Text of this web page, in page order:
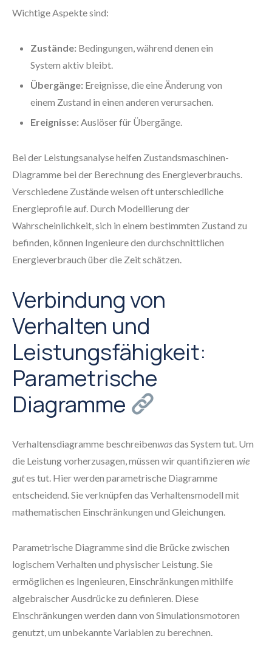
Wichtige Aspekte sind:
Zustände: Bedingungen, während denen ein
System aktiv bleibt.
Übergänge: Ereignisse, die eine Änderung von
einem Zustand in einen anderen verursachen.
Ereignisse:Auslöser für Übergänge.
Bei der Leistungsanalyse helfen Zustandsmaschinen-
Diagramme bei der Berechnung des Energieverbrauchs.
Verschiedene Zustände weisen oft unterschiedliche
Energieprofile auf. Durch Modellierung der
Wahrscheinlichkeit, sich in einem bestimmten Zustand zu
befinden, können Ingenieure den durchschnittlichen
Energieverbrauch über die Zeit schätzen.
Verbindung von
Verhalten und
Leistungsfähigkeit:
Parametrische
Diagramme
Verhaltensdiagramme beschreibenwasdas System tut. Um
die Leistung vorherzusagen, müssen wir quantifizieren wie
gutes tut. Hier werden parametrische Diagramme
entscheidend. Sie verknüpfen das Verhaltensmodell mit
mathematischen Einschränkungen und Gleichungen.
Parametrische Diagramme sind die Brücke zwischen
logischem Verhalten und physischer Leistung. Sie
ermöglichen es Ingenieuren, Einschränkungen mithilfe
algebraischer Ausdrücke zu definieren. Diese
Einschränkungen werden dann von Simulationsmotoren
genutzt, um unbekannte Variablen zu berechnen.